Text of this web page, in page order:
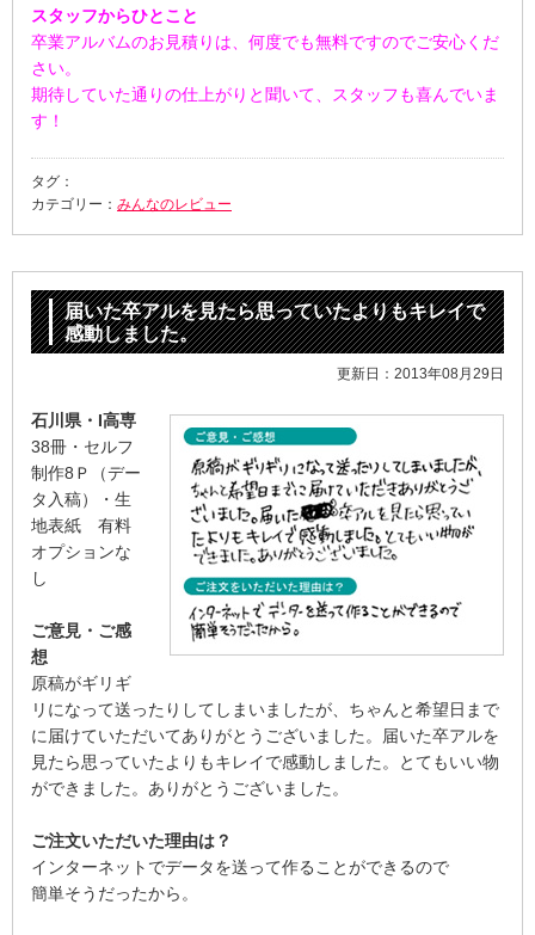
スタッフからひとこと
卒業アルバムのお見積りは、何度でも無料ですのでご安心くだ
さい。
期待していた通りの仕上がりと聞いて、スタッフも喜んでいま
す！
タグ：
カテゴリー： みんなのレビュー
届いた卒アルを見たら思っていたよりもキレイで
感動しました。
更新日：2013年08月29日
石川県・I高専
38冊・セルフ
制作8Ｐ（デー
タ入稿）・生
地表紙 有料
オプションな
し
ご意見・ご感
想
原稿がギリギ
リになって送ったりしてしまいましたが、ちゃんと希望日まで
に届けていただいてありがとうございました。届いた卒アルを
見たら思っていたよりもキレイで感動しました。とてもいい物
ができました。ありがとうございました。
ご注文いただいた理由は？
インターネットでデータを送って作ることができるので
簡単そうだったから。